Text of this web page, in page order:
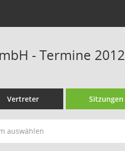
- Termine 2012
Vertreter Sitzungen
auswählen